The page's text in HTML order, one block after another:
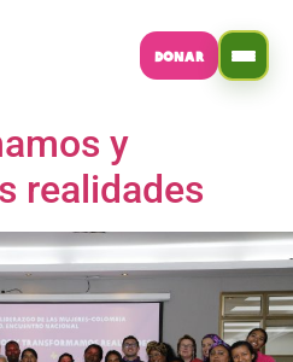
DONAR
y
realidades